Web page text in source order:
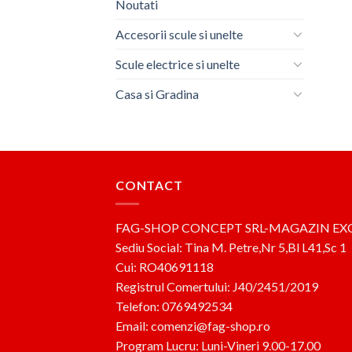
Noutati
Accesorii scule si unelte
Scule electrice si unelte
Casa si Gradina
CONTACT
FAG-SHOP CONCEPT SRL-MAGAZIN
Sediu Social: Tina M. Petre,Nr 5,Bl L41,Sc 1
Cui: RO40691118
Registrul Comertului: J40/2451/2019
Telefon: 0769492534
Email: comenzi@fag-shop.ro
Program Lucru: Luni-Vineri 9.00-17.00